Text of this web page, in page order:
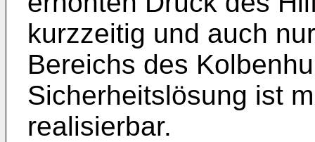
kurzzeitig und auch
Bereichs des
Sicherheitslösung ist
realisierbar.